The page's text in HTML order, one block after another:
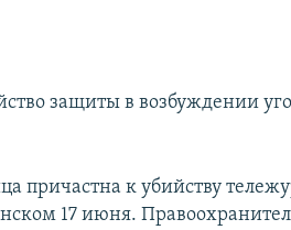
защиты в возбуждении
причастна к убийству
17 июня.